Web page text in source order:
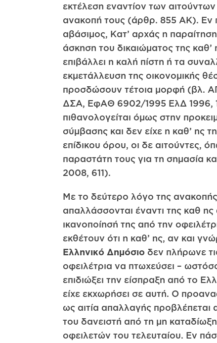
εκτέλεση εναντίον των
ανακοπή τους (άρθρ. 855 ΑΚ). Εν
αβάσιμος, Κατ’ αρχάς η
άσκηση του δικαιώματος της
επιβάλλει η καλή πίστη ή τα
εκμετάλλευση της οικονομικής
προσδώσουν τέτοια μορφή (βλ.
ΔΣΑ, ΕφΑΘ 6902/1995 ΕλΔ 1996,
πιθανολογείται όμως στην
σύμβασης και δεν είχε η καθ’ ης
επίδικου όρου, οι δε αιτούντες,
παραστάτη τους για τη σημασία
2008, 611).
Με το δεύτερο λόγο της
απαλλάσσονται έναντι της καθ
ικανοποίησή της από την
εκθέτουν ότι η καθ’ ης, αν και
Ελληνικό Δημόσιο δεν πλήρωνε
οφειλέτρια να πτωχεύσει –
επιδιώξει την είσπραξη από το
είχε εκχωρήσει σε αυτή. Ο
ως αιτία απαλλαγής προβλέπεται
του δανειστή από τη μη
οφειλετών του τελευταίου. Εν